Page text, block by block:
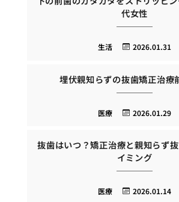
代女性
2026.01.31
生活
埋伏親知らずの抜歯矯正治療
2026.01.29
医療
抜歯はいつ？矯正治療と親知らず
イミング
2026.01.14
医療